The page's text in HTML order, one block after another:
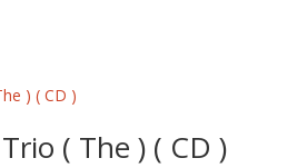
( The ) ( CD )